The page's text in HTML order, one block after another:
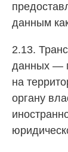
данным
2.13.
данных —
на
органу